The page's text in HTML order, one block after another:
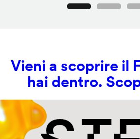
Vieni a scoprire il
hai dentro.